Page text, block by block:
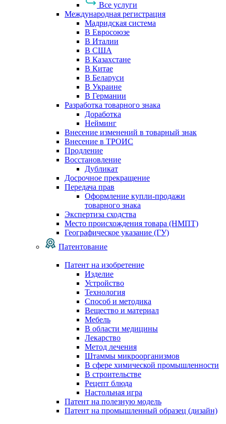
Все услуги
Международная регистрация
Мадридская система
В Евросоюзе
В Италии
В США
В Казахстане
В Китае
В Беларуси
В Украине
В Германии
Разработка товарного знака
Доработка
Нейминг
Внесение изменений в товарный знак
Внесение в ТРОИС
Продление
Восстановление
Дубликат
Досрочное прекращение
Передача прав
Оформление купли-продажи
товарного знака
Экспертиза сходства
Место происхождения товара (НМПТ)
Географическое указание (ГУ)
Патентование
Патент на изобретение
Изделие
Устройство
Технология
Способ и методика
Вещество и материал
Мебель
В области медицины
Лекарство
Метод лечения
Штаммы микроорганизмов
В сфере химической промышленности
В строительстве
Рецепт блюда
Настольная игра
Патент на полезную модель
Патент на промышленный образец (дизайн)